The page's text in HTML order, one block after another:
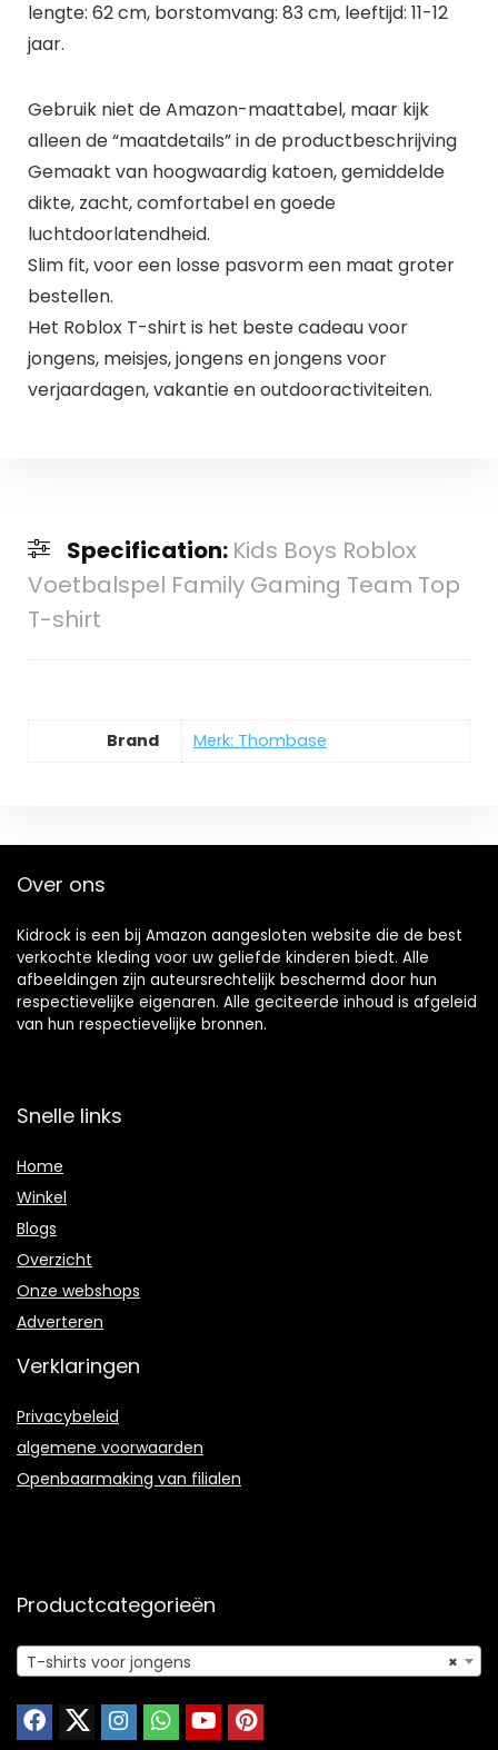
lengte: 62 cm, borstomvang: 83 cm, leeftijd: 11-12
jaar.
Gebruik niet de Amazon-maattabel, maar kijk
alleen de “maatdetails” in de productbeschrijving
Gemaakt van hoogwaardig katoen, gemiddelde
dikte, zacht, comfortabel en goede
luchtdoorlatendheid.
Slim fit, voor een losse pasvorm een maat groter
bestellen.
Het Roblox T-shirt is het beste cadeau voor
jongens, meisjes, jongens en jongens voor
verjaardagen, vakantie en outdooractiviteiten.
Specification: Kids Boys Roblox
Voetbalspel Family Gaming Team Top
T-shirt
Brand Merk: Thombase
Over ons
Kidrock is een bij Amazon aangesloten website die de best
verkochte kleding voor uw geliefde kinderen biedt. Alle
afbeeldingen zijn auteursrechtelijk beschermd door hun
respectievelijke eigenaren. Alle geciteerde inhoud is afgeleid
van hun respectievelijke bronnen.
Snelle links
Home
Winkel
Blogs
Overzicht
Onze webshops
Adverteren
Verklaringen
Privacybeleid
algemene voorwaarden
Openbaarmaking van filialen
Productcategorieën
×
T-shirts voor jongens